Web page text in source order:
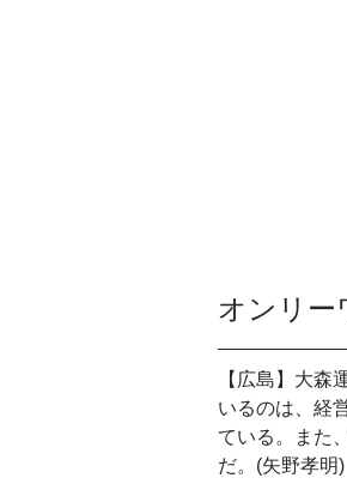
オンリー
【広島】大
いるのは、経
ている。また
だ。(矢野孝明)